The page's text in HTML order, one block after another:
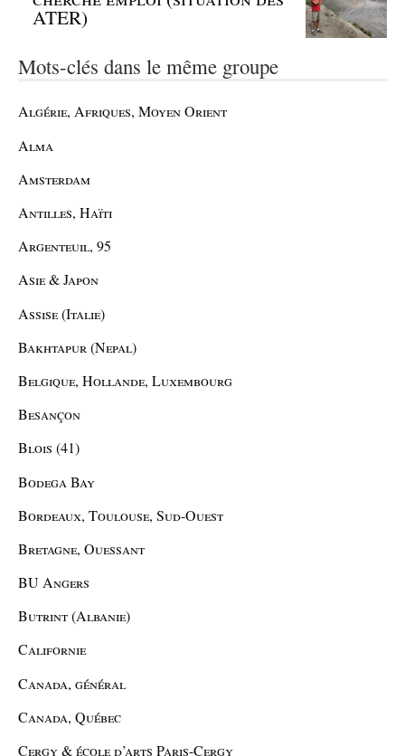
ATER)
Mots-clés dans le même groupe
Algérie, Afriques, Moyen Orient
Alma
Amsterdam
Antilles, Haïti
Argenteuil, 95
Asie & Japon
Assise (Italie)
Bakhtapur (Nepal)
Belgique, Hollande, Luxembourg
Besançon
Blois (41)
Bodega Bay
Bordeaux, Toulouse, Sud-Ouest
Bretagne, Ouessant
BU Angers
Butrint (Albanie)
Californie
Canada, général
Canada, Québec
Cergy & école d’arts Paris-Cergy